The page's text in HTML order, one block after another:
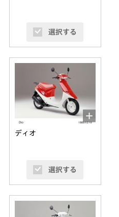
選択する
ディオ
選択する